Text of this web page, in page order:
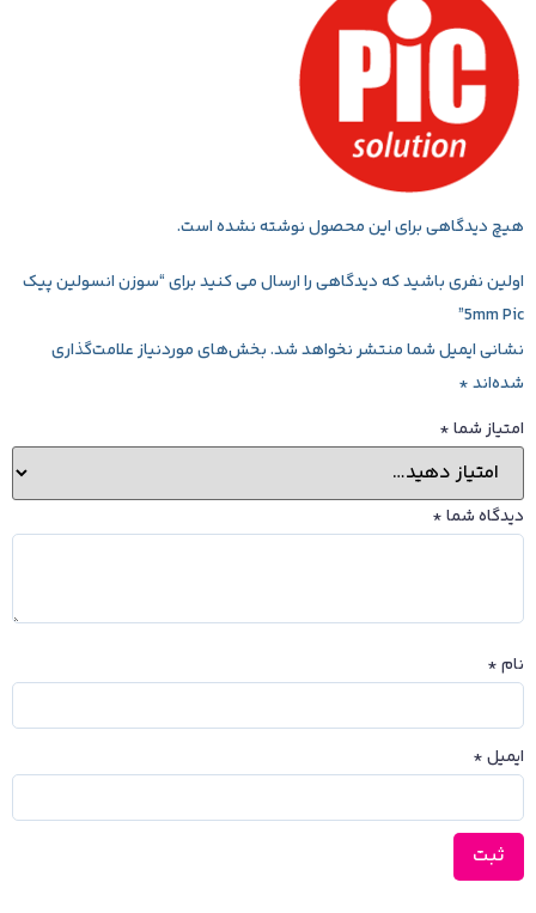
هیچ دیدگاهی برای این محصول نوشته نشده است.
اولین نفری باشید که دیدگاهی را ارسال می کنید برای “سوزن انسولین‌ پیک
5mm Pic”
نشانی ایمیل شما منتشر نخواهد شد.بخش‌های موردنیاز علامت‌گذاری
شده‌اند*
امتیاز شما*
دیدگاه شما*
نام*
ایمیل*